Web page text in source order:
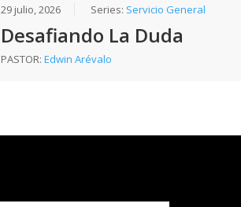
29 julio, 2026 Series: Servicio General
Desafiando La Duda
PASTOR:Edwin Arévalo